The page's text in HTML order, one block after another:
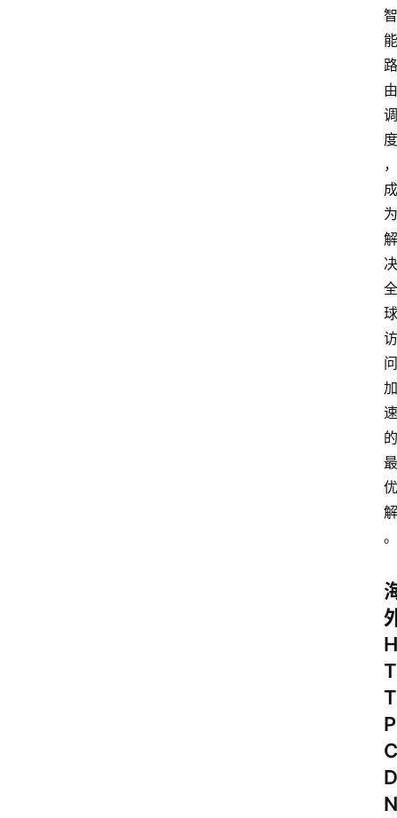
智
能
路
由
调
度
，
成
为
解
决
全
球
访
问
加
速
的
最
优
解
。
H
T
T
P
C
D
N